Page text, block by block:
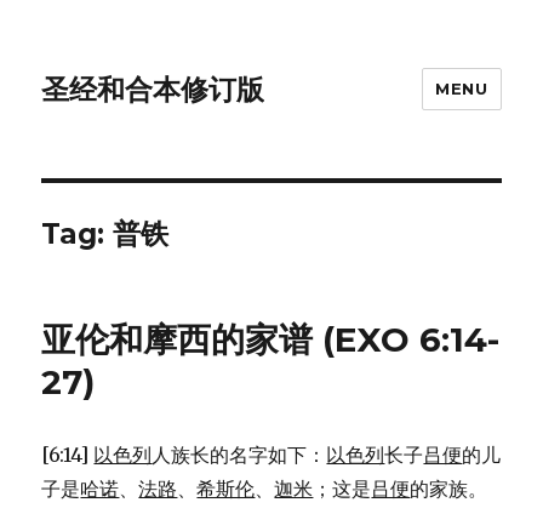
圣经和合本修订版 MENU
Tag: 普铁
亚伦和摩西的家谱 (EXO 6:14-
27)
[6:14] 以色列人族长的名字如下： 以色列长子吕便的儿
子是哈诺、法路、希斯伦、迦米 ；这是吕便的家族。